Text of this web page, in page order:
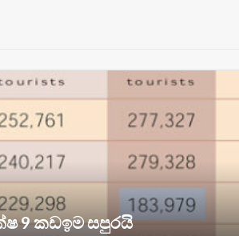
9 කඩඉම සපුරයි